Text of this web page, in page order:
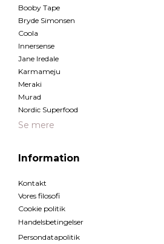
Booby Tape
Bryde Simonsen
Coola
Innersense
Jane Iredale
Karmameju
Meraki
Murad
Nordic Superfood
Se mere
Information
Kontakt
Vores filosofi
Cookie politik
Handelsbetingelser
Persondatapolitik